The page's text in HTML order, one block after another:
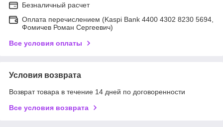
Безналичный расчет
Оплата перечислением (Kaspi Bank 4400 4302 8230 5694,
Фомичев Роман Сергеевич)
Все условия оплаты
Условия возврата
Возврат товара в течение 14 дней по договоренности
Все условия возврата